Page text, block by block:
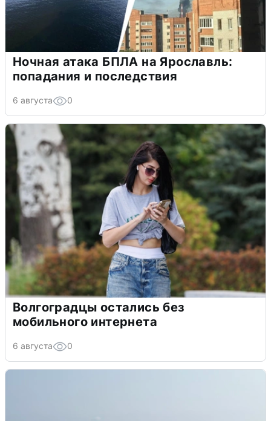
Ночная атака БПЛА на Ярославль:
попадания и последствия
6 августа 0
Волгоградцы остались без
мобильного интернета
6 августа 0